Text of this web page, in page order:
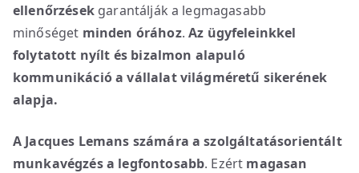
ellenőrzésekgarantálják a legmagasabb
minőséget minden órához.Az ügyfeleinkkel
folytatott nyílt és bizalmon alapuló
kommunikáció a vállalat világméretű sikerének
alapja.
A Jacques Lemans számára a szolgáltatásorientált
munkavégzés a legfontosabb. Ezért magasan